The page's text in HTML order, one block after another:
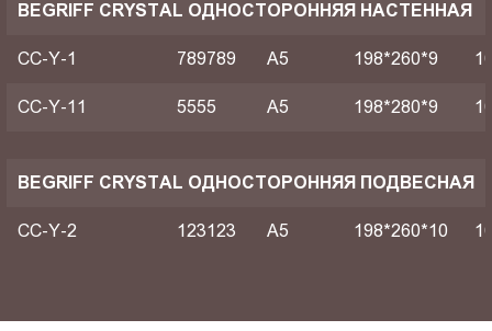
BEGRIFF CRYSTAL ОДНОСТОРОННЯЯ НАСТЕННАЯ
CC-Y-1 789789 A5 198*260*9
CC-Y-11 5555 A5 198*280*9
BEGRIFF CRYSTAL ОДНОСТОРОННЯЯ ПОДВЕСНАЯ
CC-Y-2 123123 A5 198*260*10